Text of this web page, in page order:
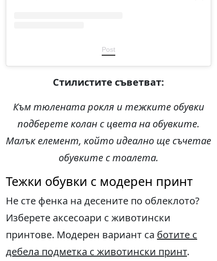
Post
Стилистите съветват:
Към тюлената рокля и тежките обувки
подберете колан с цвета на обувките.
Малък елемент, който идеално ще съчетае
обувките с тоалета.
Тежки обувки с модерен принт
Не сте фенка на десените по облеклото?
Изберете аксесоари с животински
принтове. Модерен вариант са ботите с
дебела подметка с животински принт.